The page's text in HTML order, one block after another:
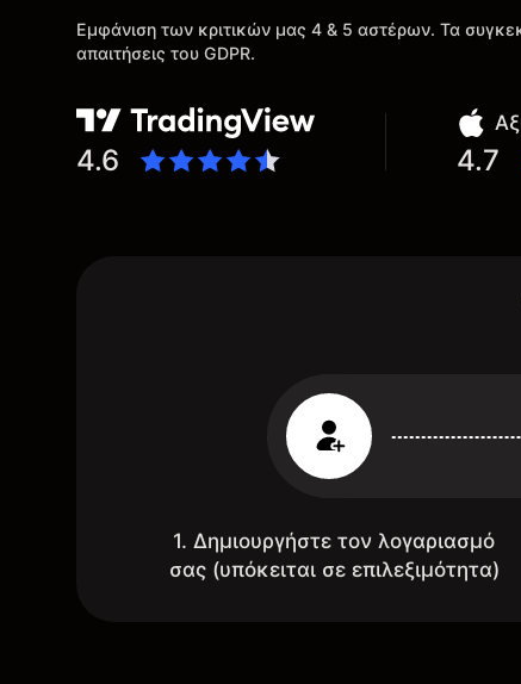
Εμφάνιση των κριτικών μας 4 & 5 αστέρων. Τα
απαιτήσεις του GDPR.
4.6 4.7
1. Δημιουργήστε τον λογαριασμό
σας (υπόκειται σε επιλεξιμότητα)